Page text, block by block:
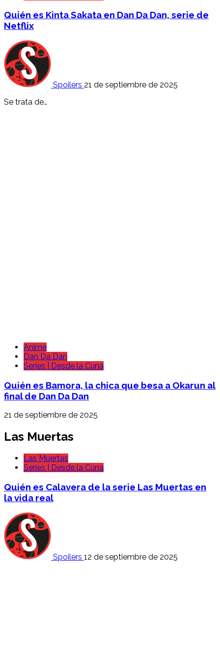
Quién es Kinta Sakata en Dan Da Dan, serie de
Netflix
Spoilers 21 de septiembre de 2025
Se trata de…
Anime
Dan Da Dan
Series | Desde la Cuna
Quién es Bamora, la chica que besa a Okarun al
final de Dan Da Dan
21 de septiembre de 2025
Las Muertas
Las Muertas
Series | Desde la Cuna
Quién es Calavera de la serie Las Muertas en
la vida real
Spoilers 12 de septiembre de 2025